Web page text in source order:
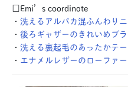
□Emi’s coordinate
・ 洗えるアルパカ混ふんわり
・ 後ろギャザーのきれいめブ
・ 洗える裏起毛のあったかテ
・ エナメルレザーのローファ